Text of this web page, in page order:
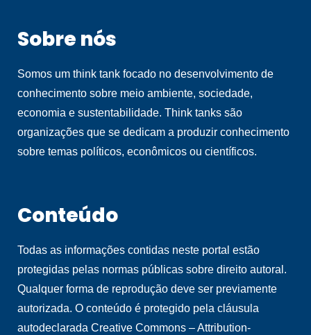
Sobre nós
Somos um think tank focado no desenvolvimento de
conhecimento sobre meio ambiente, sociedade,
economia e sustentabilidade. Think tanks são
organizações que se dedicam a produzir conhecimento
sobre temas políticos, econômicos ou científicos.
Conteúdo
Todas as informações contidas neste portal estão
protegidas pelas normas públicas sobre direito autoral.
Qualquer forma de reprodução deve ser previamente
autorizada. O conteúdo é protegido pela cláusula
autodeclarada Creative Commons – Attribution-